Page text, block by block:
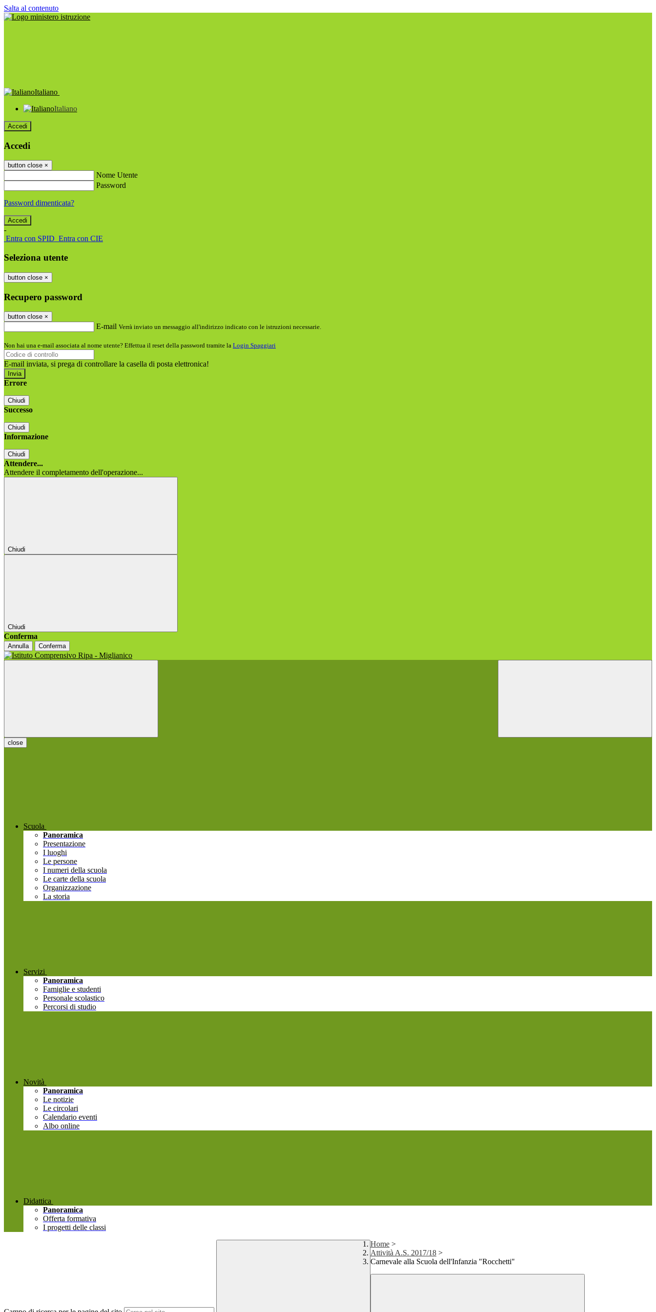
Salta al contenuto
Italiano
Italiano
Accedi
Accedi
button close ×
Nome Utente
Password
Password dimenticata?
-
Entra con SPID Entra con CIE
Seleziona utente
button close ×
Recupero password
button close ×
E-mail Verrà inviato un messaggio all'indirizzo indicato con le istruzioni necessarie.
Non hai una e-mail associata al nome utente? Effettua il reset della password tramite la Login Spaggiari
E-mail inviata, si prega di controllare la casella di posta elettronica!
Errore
Chiudi
Successo
Chiudi
Informazione
Chiudi
Attendere...
Attendere il completamento dell'operazione...
Chiudi
Chiudi
Conferma
Annulla Conferma
close
Scuola
Panoramica
Presentazione
I luoghi
Le persone
I numeri della scuola
Le carte della scuola
Organizzazione
La storia
Servizi
Panoramica
Famiglie e studenti
Personale scolastico
Percorsi di studio
Novità
Panoramica
Le notizie
Le circolari
Calendario eventi
Albo online
Didattica
Panoramica
Offerta formativa
I progetti delle classi
Home >
Attività A.S. 2017/18 >
Carnevale alla Scuola dell'Infanzia "Rocchetti"